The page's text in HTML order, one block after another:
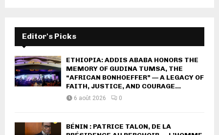
Editor's Picks
ETHIOPIA: ADDIS ABABA HONORS THE
MEMORY OF GUDINA TUMSA, THE
“AFRICAN BONHOEFFER” — A LEGACY OF
FAITH, JUSTICE, AND COURAGE...
6 août 2026 0
BÉNIN : PATRICE TALON, DE LA